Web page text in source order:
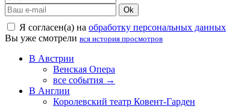
Ok
Я согласен(а) на обработку персональных данных
Вы уже смотрели вся история просмотров
В Австрии
Венская Опера
все события →
В Англии
Королевский театр Ковент-Гарден